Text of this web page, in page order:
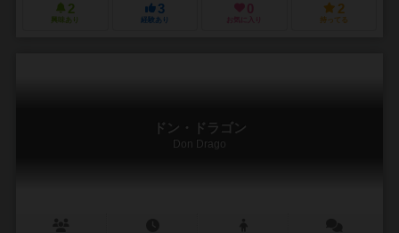
2
興味あり
3
経験あり
0
お気に入り
2
持ってる
ドン・ドラゴン
Don Drago